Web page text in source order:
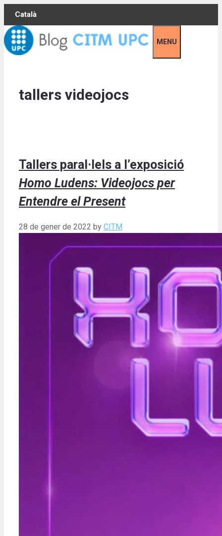
Skip
content
Català
MENU
tallers videojocs
Tallers paral·lels a l’exposició
Homo Ludens: Videojocs per
Entendre el Present
28 de gener de 2022 by CITM